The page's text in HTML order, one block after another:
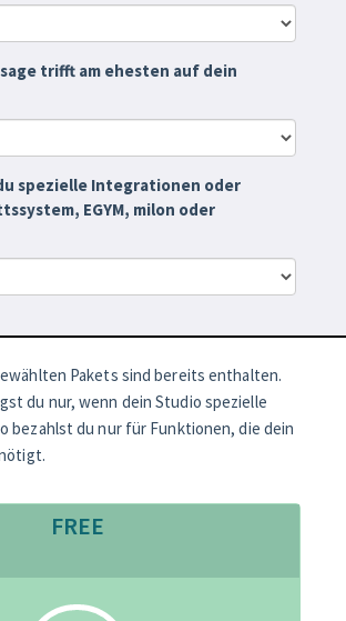
trifft am ehesten auf dein
spezielle Integrationen oder
EGYM, milon oder
Pakets sind bereits enthalten.
du nur, wenn dein Studio spezielle
bezahlst du nur für Funktionen, die dein
FREE